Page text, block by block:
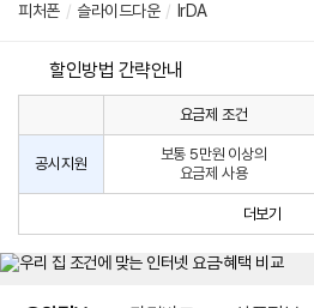
피처폰 / 슬라이드다운 / lrDA
할인방법 간략안내
원
사
인
법
요금제 조건
공시지원
보통 5만원 이상의
요금제 사용
더보기